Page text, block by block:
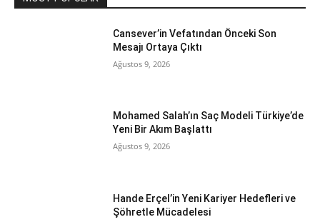
Cansever’in Vefatından Önceki Son
Mesajı Ortaya Çıktı
Ağustos 9, 2026
Mohamed Salah’ın Saç Modeli Türkiye’de
Yeni Bir Akım Başlattı
Ağustos 9, 2026
Hande Erçel’in Yeni Kariyer Hedefleri ve
Şöhretle Mücadelesi